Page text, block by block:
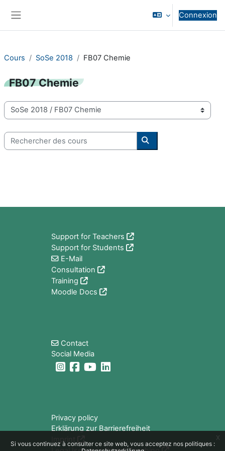
Si vous continuez à consulter ce site web, vous acceptez nos politiques :
x
Connexion
Cours SoSe 2018 FB07 Chemie
FB07 Chemie
Catégories de cours
Rechercher des cours
Rechercher des cours
Support for Teachers
Support for Students
E-Mail
Consultation
Training
Moodle Docs
Contact
Social Media
Privacy policy
Erklärung zur Barrierefreiheit
Imprint